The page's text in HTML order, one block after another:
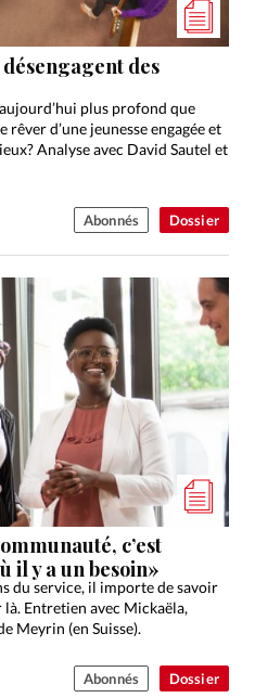
Dossier
des
plus profond que
d’une jeunesse engagée et
Analyse avec David Sautel et
Abonnés
Dossier
c’est
il y a un besoin»
du service, il importe de savoir
Entretien avec Mickaëla,
Meyrin (en Suisse).
Abonnés